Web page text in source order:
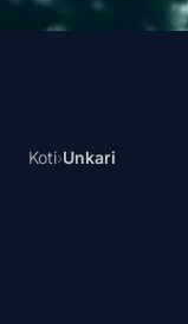
Koti›Unkari